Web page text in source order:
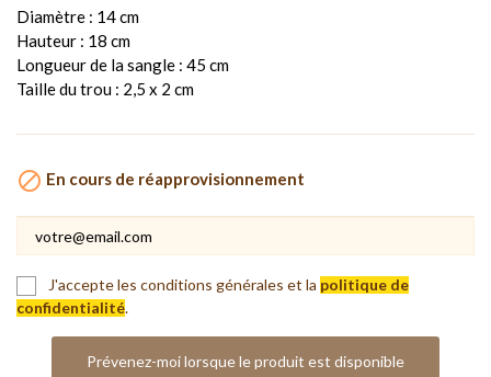
Diamètre : 14 cm
Hauteur : 18 cm
Longueur de la sangle : 45 cm
Taille du trou : 2,5 x 2 cm
 En cours de réapprovisionnement
J'accepte les conditions générales et la politique de
confidentialité.
Prévenez-moi lorsque le produit est disponible